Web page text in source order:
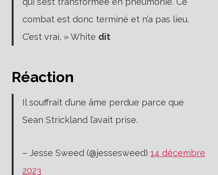
combat est donc terminé et n’a pas lieu.
C’est vrai, » White dit
Réaction
Il souffrait d’une âme perdue parce que
Sean Strickland l’avait prise.
– Jesse Sweed (@jessesweed) 14 décembre
2023